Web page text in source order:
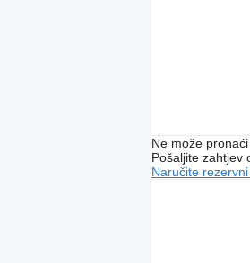
Ne može
Pošaljite zahtjev
Naručite